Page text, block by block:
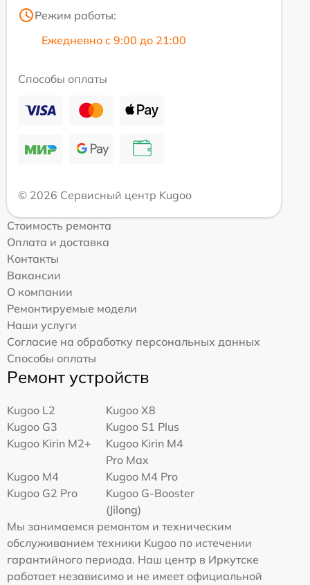
Режим работы:
Ежедневно с 9:00 до 21:00
Способы оплаты
© 2026 Сервисный центр Kugoo
Стоимость ремонта
Оплата и доставка
Контакты
Вакансии
О компании
Ремонтируемые модели
Наши услуги
Согласие на обработку персональных данных
Способы оплаты
Ремонт устройств
Kugoo L2
Kugoo X8
Kugoo G3
Kugoo S1 Plus
Kugoo Kirin M2+
Kugoo Kirin M4
Pro Max
Kugoo M4
Kugoo M4 Pro
Kugoo G2 Pro
Kugoo G-Booster
(Jilong)
Мы занимаемся ремонтом и техническим
обслуживанием техники Kugoo по истечении
гарантийного периода. Наш центр в Иркутске
работает независимо и не имеет официальной